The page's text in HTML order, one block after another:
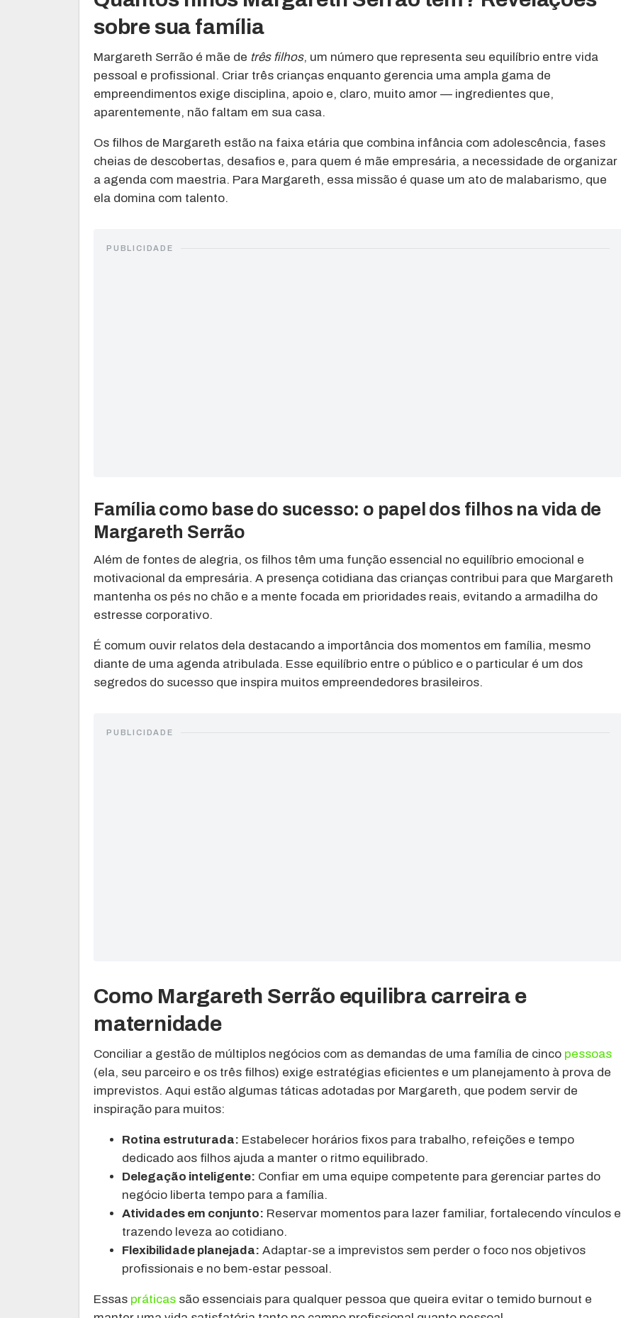
sobre sua família
Margareth Serrão é mãe de três filhos, um número que representa seu equilíbrio entre vida
pessoal e profissional. Criar três crianças enquanto gerencia uma ampla gama de
empreendimentos exige disciplina, apoio e, claro, muito amor — ingredientes que,
aparentemente, não faltam em sua casa.
Os filhos de Margareth estão na faixa etária que combina infância com adolescência, fases
cheias de descobertas, desafios e, para quem é mãe empresária, a necessidade de organizar
a agenda com maestria. Para Margareth, essa missão é quase um ato de malabarismo, que
ela domina com talento.
PUBLICIDADE
Família como base do sucesso: o papel dos filhos na vida de
Margareth Serrão
Além de fontes de alegria, os filhos têm uma função essencial no equilíbrio emocional e
motivacional da empresária. A presença cotidiana das crianças contribui para que Margareth
mantenha os pés no chão e a mente focada em prioridades reais, evitando a armadilha do
estresse corporativo.
É comum ouvir relatos dela destacando a importância dos momentos em família, mesmo
diante de uma agenda atribulada. Esse equilíbrio entre o público e o particular é um dos
segredos do sucesso que inspira muitos empreendedores brasileiros.
PUBLICIDADE
Como Margareth Serrão equilibra carreira e
maternidade
Conciliar a gestão de múltiplos negócios com as demandas de uma família de cinco pessoas
(ela, seu parceiro e os três filhos) exige estratégias eficientes e um planejamento à prova de
imprevistos. Aqui estão algumas táticas adotadas por Margareth, que podem servir de
inspiração para muitos:
Rotina estruturada: Estabelecer horários fixos para trabalho, refeições e tempo
dedicado aos filhos ajuda a manter o ritmo equilibrado.
Delegação inteligente: Confiar em uma equipe competente para gerenciar partes do
negócio liberta tempo para a família.
Atividades em conjunto: Reservar momentos para lazer familiar, fortalecendo vínculos e
trazendo leveza ao cotidiano.
Flexibilidade planejada: Adaptar-se a imprevistos sem perder o foco nos objetivos
profissionais e no bem-estar pessoal.
Essas práticas são essenciais para qualquer pessoa que queira evitar o temido burnout e